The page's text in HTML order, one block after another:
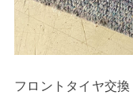
フロントタイヤ交換